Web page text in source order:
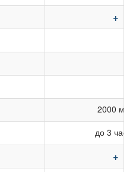
+
2000 мАч
до 3 часов
+